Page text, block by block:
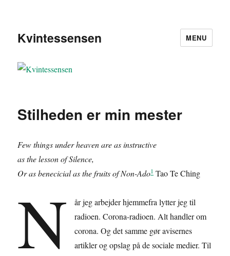
Kvintessensen MENU
Stilheden er min mester
Few things under heaven are as instructive
as the lesson of Silence,
Or as benecicial as the fruits of Non-Ado1 Tao Te Ching
N
år jeg arbejder hjemmefra lytter jeg til
radioen. Corona-radioen. Alt handler om
corona. Og det samme gør avisernes
artikler og opslag på de sociale medier. Til